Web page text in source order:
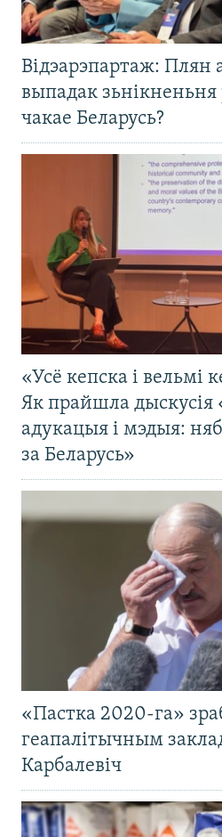
Відэарэпартаж: Плян
выпадак
чакае Беларусь?
«Усё кепска і вельмі
Як прайшла дыскусія
адукацыя і мэдыя:
за Беларусь»
«Пастка 2020-га»
геапалітычным
Карбалевіч